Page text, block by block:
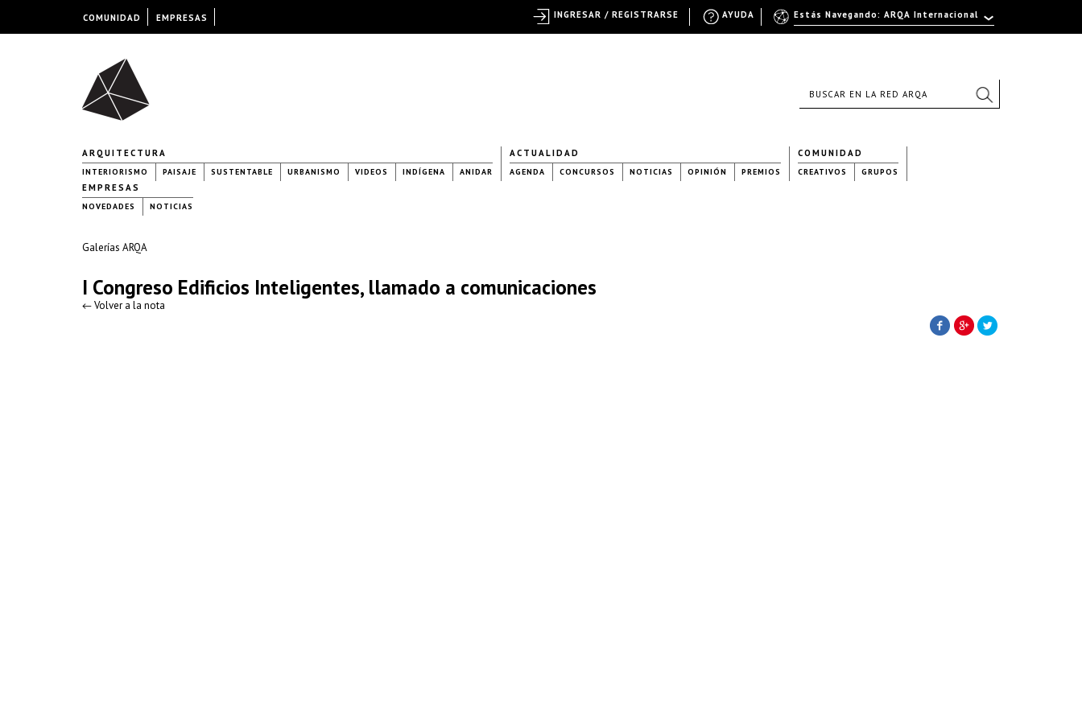
ARQUITECTURA
INTERIORISMO PAISAJE SUSTENTABLE URBANISMO VIDEOS INDÍGENA ANIDAR
ACTUALIDAD
AGENDA CONCURSOS NOTICIAS OPINIÓN PREMIOS
COMUNIDAD
CREATIVOS GRUPOS
EMPRESAS
NOVEDADES NOTICIAS
Galerías ARQA
I Congreso Edificios Inteligentes, llamado a comunicaciones
← Volver a la nota
COMUNIDAD EMPRESAS Estás Navegando: ARQA Internacional
AYUDA
INGRESAR / REGISTRARSE